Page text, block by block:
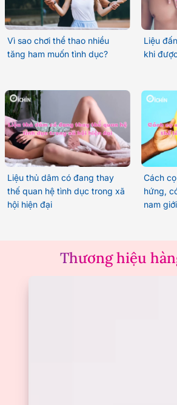
Vì sao chơi thể thao nhiều
tăng ham muốn tình dục?
Liệu
khi
Liệu thủ dâm có đang thay
thế quan hệ tình dục trong xã
hội hiện đại
Cách
hứng,
nam giới
Thương hiệu